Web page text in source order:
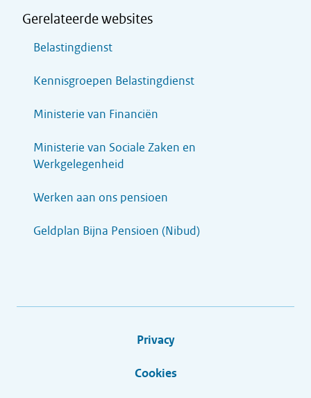
Gerelateerde websites
Belastingdienst
Kennisgroepen Belastingdienst
Ministerie van Financiën
Ministerie van Sociale Zaken en
Werkgelegenheid
Werken aan ons pensioen
Geldplan Bijna Pensioen (Nibud)
Privacy
Cookies